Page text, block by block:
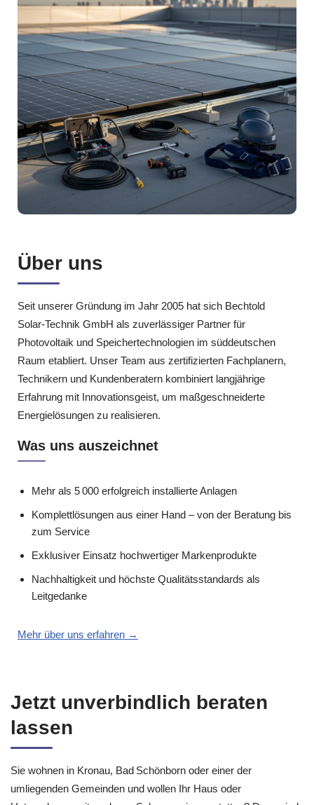
Über uns
Seit unserer Gründung im Jahr 2005 hat sich Bechtold
Solar‑Technik GmbH als zuverlässiger Partner für
Photovoltaik und Speichertechnologien im süddeutschen
Raum etabliert. Unser Team aus zertifizierten Fachplanern,
Technikern und Kundenberatern kombiniert langjährige
Erfahrung mit Innovationsgeist, um maßgeschneiderte
Energielösungen zu realisieren.
Was uns auszeichnet
Mehr als 5 000 erfolgreich installierte Anlagen
Komplettlösungen aus einer Hand – von der Beratung bis
zum Service
Exklusiver Einsatz hochwertiger Markenprodukte
Nachhaltigkeit und höchste Qualitätsstandards als
Leitgedanke
Mehr über uns erfahren →
Jetzt unverbindlich beraten
lassen
Sie wohnen in Kronau, Bad Schönborn oder einer der
umliegenden Gemeinden und wollen Ihr Haus oder